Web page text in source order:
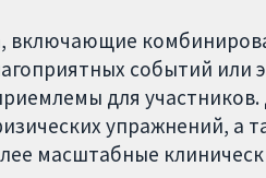
включающие
событий
для
упражнений, а
масштабные